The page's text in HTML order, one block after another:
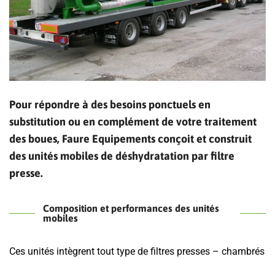
Pour répondre à des besoins ponctuels en
substitution ou en complément de votre traitement
des boues, Faure Equipements conçoit et construit
des unités mobiles de déshydratation par filtre
presse.
Composition et performances des unités
mobiles
Ces unités intègrent tout type de filtres presses – chambrés